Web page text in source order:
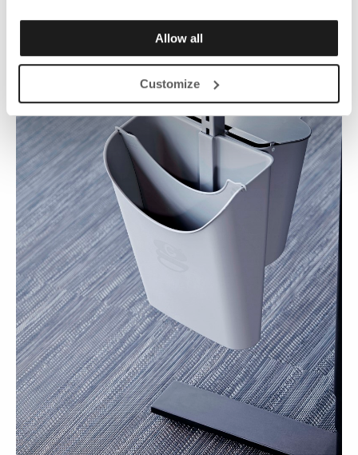
Allow all
Customize